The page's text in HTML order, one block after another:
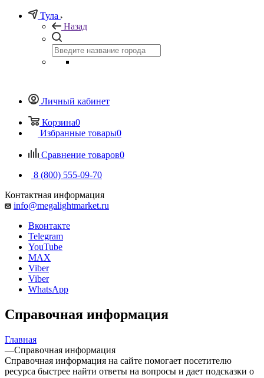
Тула
Назад
Личный кабинет
Корзина0
Избранные товары0
Сравнение товаров0
8 (800) 555-09-70
Контактная информация
info@megalightmarket.ru
Вконтакте
Telegram
YouTube
MAX
Viber
Viber
WhatsApp
Справочная информация
Главная
—Справочная информация
Справочная информация на сайте помогает посетителю
ресурса быстрее найти ответы на вопросы и дает подсказки о